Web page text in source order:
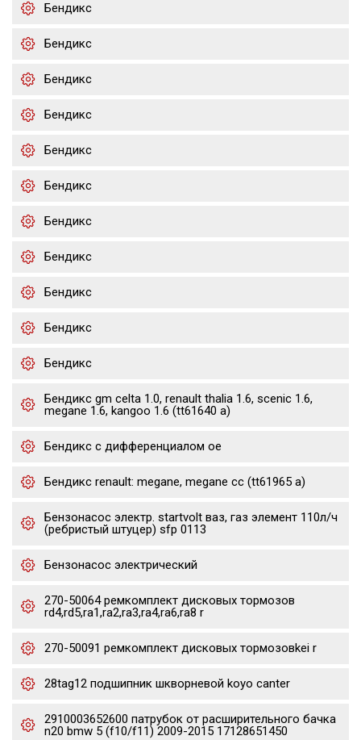
Бендикс
Бендикс
Бендикс
Бендикс
Бендикс
Бендикс
Бендикс
Бендикс
Бендикс
Бендикс
Бендикс
Бендикс gm celta 1.0, renault thalia 1.6, scenic 1.6,
megane 1.6, kangoo 1.6 (tt61640 a)
Бендикс с дифференциалом oe
Бендикс renault: megane, megane cc (tt61965 a)
Бензонасос электр. startvolt ваз, газ элемент 110л/ч
(ребристый штуцер) sfp 0113
Бензонасос электрический
270-50064 ремкомплект дисковых тормозов
rd4,rd5,ra1,ra2,ra3,ra4,ra6,ra8 r
270-50091 ремкомплект дисковых тормозовkei r
28tag12 подшипник шкворневой koyo canter
2910003652600 патрубок от расширительного бачка
n20 bmw 5 (f10/f11) 2009-2015 17128651450